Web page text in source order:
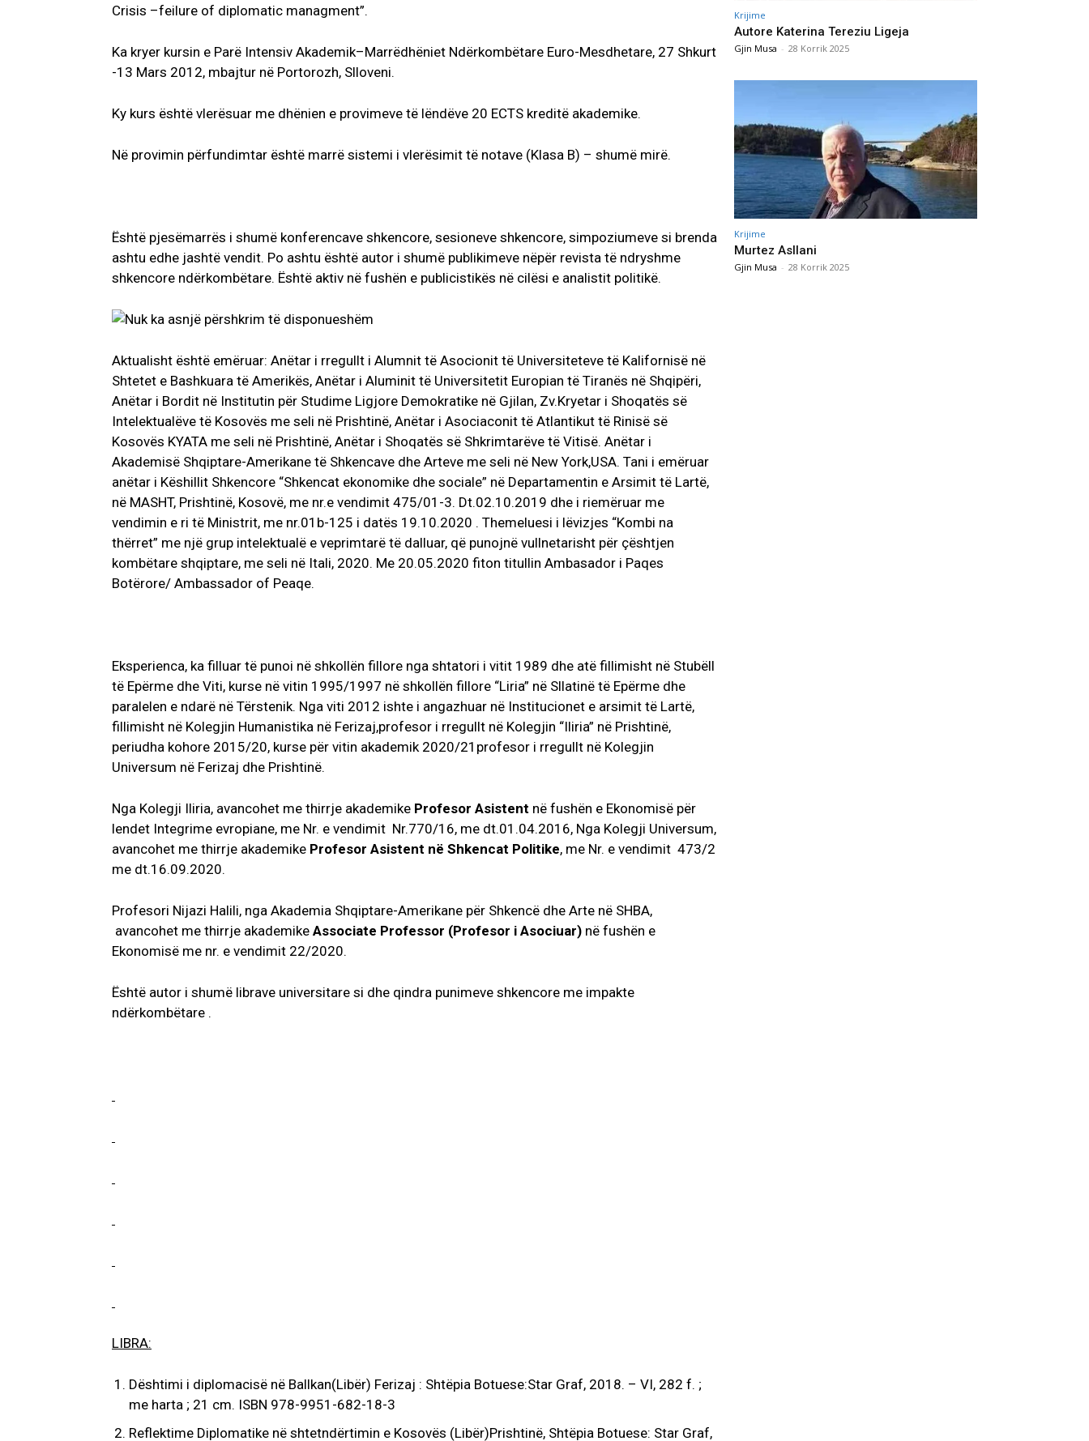
Crisis –feilure of diplomatic managment”.
Ka kryer kursin e Parë Intensiv Akademik–Marrëdhëniet Ndërkombëtare Euro-Mesdhetare, 27 Shkurt
-13 Mars 2012, mbajtur në Portorozh, Slloveni.
Ky kurs është vlerësuar me dhënien e provimeve të lëndëve 20 ECTS kreditë akademike.
Në provimin përfundimtar është marrë sistemi i vlerësimit të notave (Klasa B) – shumë mirë.
Është pjesëmarrës i shumë konferencave shkencore, sesioneve shkencore, simpoziumeve si brenda
ashtu edhe jashtë vendit. Po ashtu është autor i shumë publikimeve nëpër revista të ndryshme
shkencore ndërkombëtare. Është aktiv në fushën e publicistikës në cilësi e analistit politikë.
Aktualisht është emëruar: Anëtar i rregullt i Alumnit të Asocionit të Universiteteve të Kalifornisë në
Shtetet e Bashkuara të Amerikës, Anëtar i Aluminit të Universitetit Europian të Tiranës në Shqipëri,
Anëtar i Bordit në Institutin për Studime Ligjore Demokratike në Gjilan, Zv.Kryetar i Shoqatës së
Intelektualëve të Kosovës me seli në Prishtinë, Anëtar i Asociaconit të Atlantikut të Rinisë së
Kosovës KYATA me seli në Prishtinë, Anëtar i Shoqatës së Shkrimtarëve të Vitisë. Anëtar i
Akademisë Shqiptare-Amerikane të Shkencave dhe Arteve me seli në New York,USA. Tani i emëruar
anëtar i Këshillit Shkencore “Shkencat ekonomike dhe sociale” në Departamentin e Arsimit të Lartë,
në MASHT, Prishtinë, Kosovë, me nr.e vendimit 475/01-3. Dt.02.10.2019 dhe i riemëruar me
vendimin e ri të Ministrit, me nr.01b-125 i datës 19.10.2020 . Themeluesi i lëvizjes “Kombi na
thërret” me një grup intelektualë e veprimtarë të dalluar, që punojnë vullnetarisht për çështjen
kombëtare shqiptare, me seli në Itali, 2020. Me 20.05.2020 fiton titullin Ambasador i Paqes
Botërore/ Ambassador of Peaqe.
Eksperienca, ka filluar të punoi në shkollën fillore nga shtatori i vitit 1989 dhe atë fillimisht në Stubëll
të Epërme dhe Viti, kurse në vitin 1995/1997 në shkollën fillore “Liria” në Sllatinë të Epërme dhe
paralelen e ndarë në Tërstenik. Nga viti 2012 ishte i angazhuar në Institucionet e arsimit të Lartë,
fillimisht në Kolegjin Humanistika në Ferizaj,profesor i rregullt në Kolegjin “Iliria” në Prishtinë,
periudha kohore 2015/20, kurse për vitin akademik 2020/21profesor i rregullt në Kolegjin
Universum në Ferizaj dhe Prishtinë.
Nga Kolegji Iliria, avancohet me thirrje akademike Profesor Asistent në fushën e Ekonomisë për
lendet Integrime evropiane, me Nr. e vendimit Nr.770/16, me dt.01.04.2016, Nga Kolegji Universum,
avancohet me thirrje akademike Profesor Asistent në Shkencat Politike, me Nr. e vendimit 473/2
me dt.16.09.2020.
Profesori Nijazi Halili, nga Akademia Shqiptare-Amerikane për Shkencë dhe Arte në SHBA,
avancohet me thirrje akademike Associate Professor (Profesor i Asociuar) në fushën e
Ekonomisë me nr. e vendimit 22/2020.
Është autor i shumë librave universitare si dhe qindra punimeve shkencore me impakte
ndërkombëtare .
LIBRA:
Dështimi i diplomacisë në Ballkan(Libër) Ferizaj : Shtëpia Botuese:Star Graf, 2018. – VI, 282 f. ;
me harta ; 21 cm. ISBN 978-9951-682-18-3
Reflektime Diplomatike në shtetndërtimin e Kosovës (Libër)Prishtinë, Shtëpia Botuese: Star Graf,
Krijime
Autore Katerina Tereziu Ligeja
Gjin Musa - 28 Korrik 2025
Krijime
Murtez Asllani
Gjin Musa - 28 Korrik 2025